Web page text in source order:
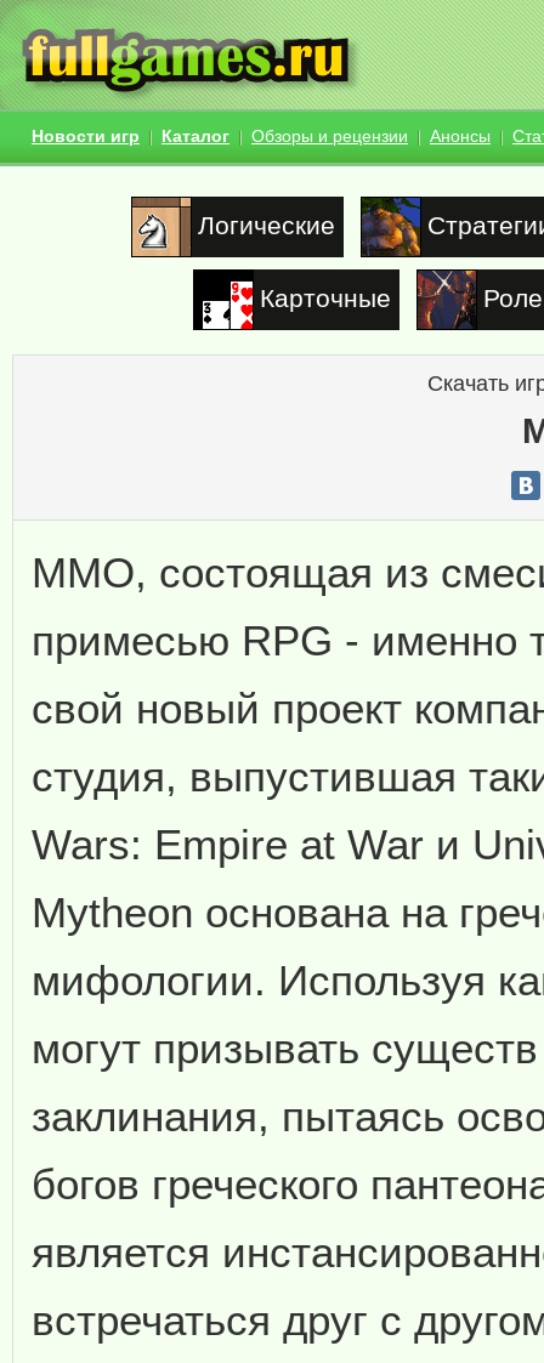
Новости игр Каталог Обзоры и рецензии Анонсы
Логические
Карточные
Скачать
ММО, состоящая из
примесью RPG - именно
свой новый проект
студия, выпустившая
Wars: Empire at War и
Mytheon основана на
мифологии. Используя
могут призывать
заклинания, пытаясь
богов греческого
является
встречаться друг с